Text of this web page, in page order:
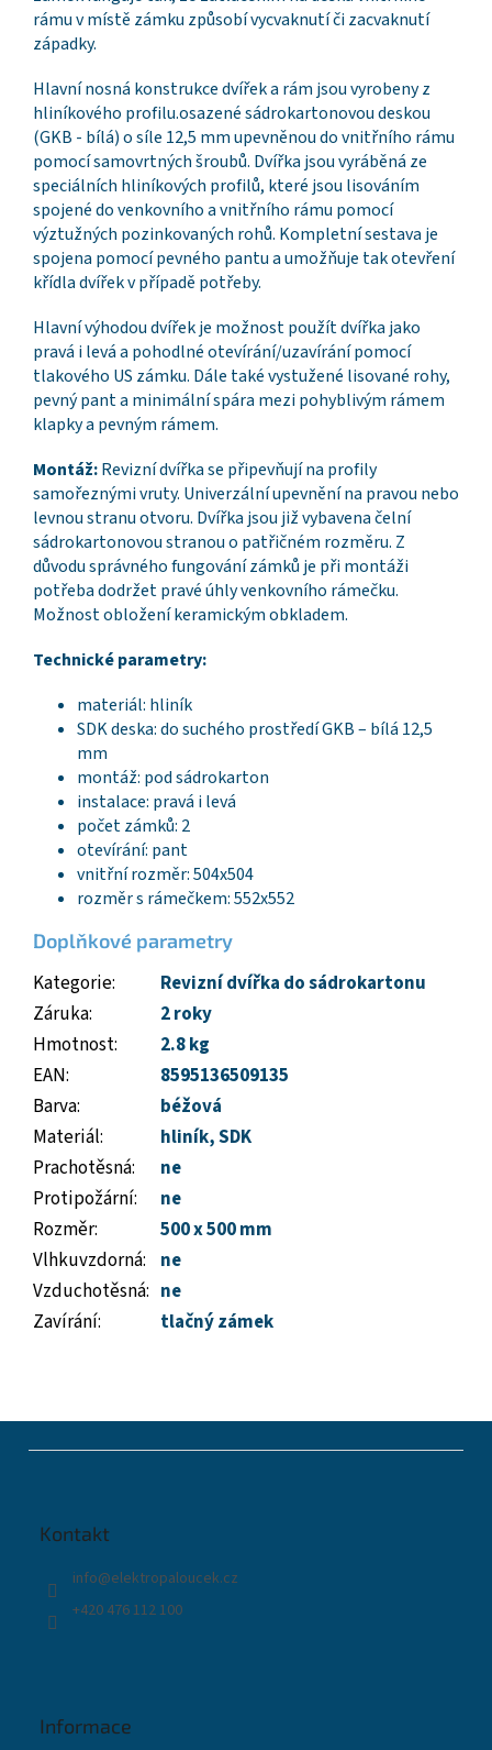
rámu v místě zámku způsobí vycvaknutí či zacvaknutí
západky.
Hlavní nosná konstrukce dvířek a rám jsou vyrobeny z
hliníkového profilu.osazené sádrokartonovou deskou
(GKB - bílá) o síle 12,5 mm upevněnou do vnitřního rámu
pomocí samovrtných šroubů. Dvířka jsou vyráběná ze
speciálních hliníkových profilů, které jsou lisováním
spojené do venkovního a vnitřního rámu pomocí
výztužných pozinkovaných rohů. Kompletní sestava je
spojena pomocí pevného pantu a umožňuje tak otevření
křídla dvířek v případě potřeby.
Hlavní výhodou dvířek je možnost použít dvířka jako
pravá i levá a pohodlné otevírání/uzavírání pomocí
tlakového US zámku. Dále také vystužené lisované rohy,
pevný pant a minimální spára mezi pohyblivým rámem
klapky a pevným rámem.
Montáž:Revizní dvířka se připevňují na profily
samořeznými vruty. Univerzální upevnění na pravou nebo
levnou stranu otvoru. Dvířka jsou již vybavena čelní
sádrokartonovou stranou o patřičném rozměru. Z
důvodu správného fungování zámků je při montáži
potřeba dodržet pravé úhly venkovního rámečku.
Možnost obložení keramickým obkladem.
Technické parametry:
materiál: hliník
SDK deska: do suchého prostředí GKB – bílá 12,5
mm
montáž: pod sádrokarton
instalace: pravá i levá
počet zámků: 2
otevírání: pant
vnitřní rozměr: 504x504
rozměr s rámečkem: 552x552
Doplňkové parametry
Kategorie:
Revizní dvířka do sádrokartonu
Záruka:
2 roky
Hmotnost:
2.8 kg
EAN:
8595136509135
Barva:
béžová
Materiál: hliník,SDK
Prachotěsná:
ne
Protipožární:
ne
Rozměr:
500 x 500 mm
Vlhkuvzdorná:
ne
Vzduchotěsná: ne
Zavírání: tlačný zámek
Kontakt
info@elektropaloucek.cz
+420 476 112 100
Informace